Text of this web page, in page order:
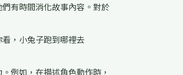
有時間消化故事內容。對於
，小兔子跑到哪裡去
例如，在描述角色動作時，